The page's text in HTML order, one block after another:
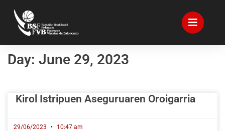
Day: June 29, 2023
Kirol Istripuen Aseguruaren Oroigarria
29/06/2023 10:47 am